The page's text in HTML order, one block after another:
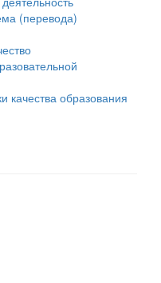
(перевода)
качества образования